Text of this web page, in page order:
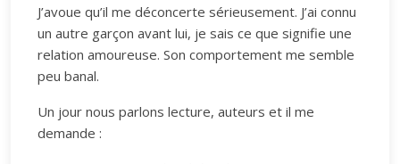
J’avoue qu’il me déconcerte sérieusement. J’ai connu
un autre garçon avant lui, je sais ce que signifie une
relation amoureuse. Son comportement me semble
peu banal.
Un jour nous parlons lecture, auteurs et il me
demande :